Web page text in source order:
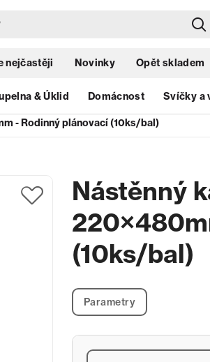
nejčastěji Novinky Opět skladem
& Úklid Domácnost Svíčky a
- Rodinný plánovací (10ks/bal)
Nástěnný
(10ks/bal)
Parametry